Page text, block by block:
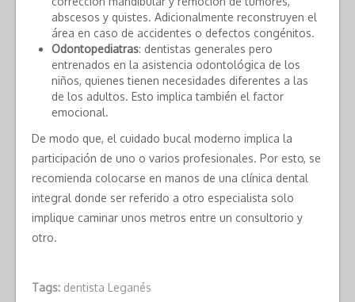
abscesos y quistes. Adicionalmente reconstruyen el
área en caso de accidentes o defectos congénitos.
Odontopediatras: dentistas generales pero
entrenados en la asistencia odontológica de los
niños, quienes tienen necesidades diferentes a las
de los adultos. Esto implica también el factor
emocional.
De modo que, el cuidado bucal moderno implica la
participación de uno o varios profesionales. Por esto, se
recomienda colocarse en manos de una clínica dental
integral donde ser referido a otro especialista solo
implique caminar unos metros entre un consultorio y
otro.
Tags: dentista Leganés